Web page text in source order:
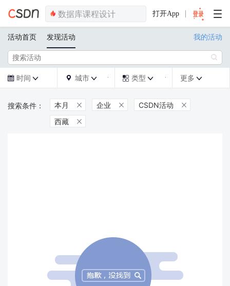
打开App
活动首页 发现活动 我的活动

 时间   城市   类型  更多 
本月  企业  CSDN活动 
西藏 